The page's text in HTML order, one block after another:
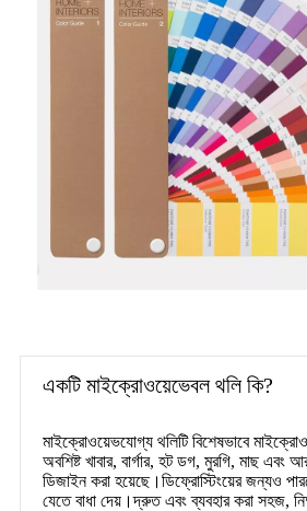
একটি মাইক্রোওয়েভেবল থলি কি?
মাইক্রোওয়েভযোগ্য থলিটি বিশেষভাবে
অবশিষ্ট খাবার, বার্গার, হট ডগ, মুরগি, মাছ
ডিজাইন করা হয়েছে।ডিফ্রোস্টিংয়ের জন্যও
যেতে বাধা দেয়।দ্রুত এবং ব্যবহার করা সহজ,